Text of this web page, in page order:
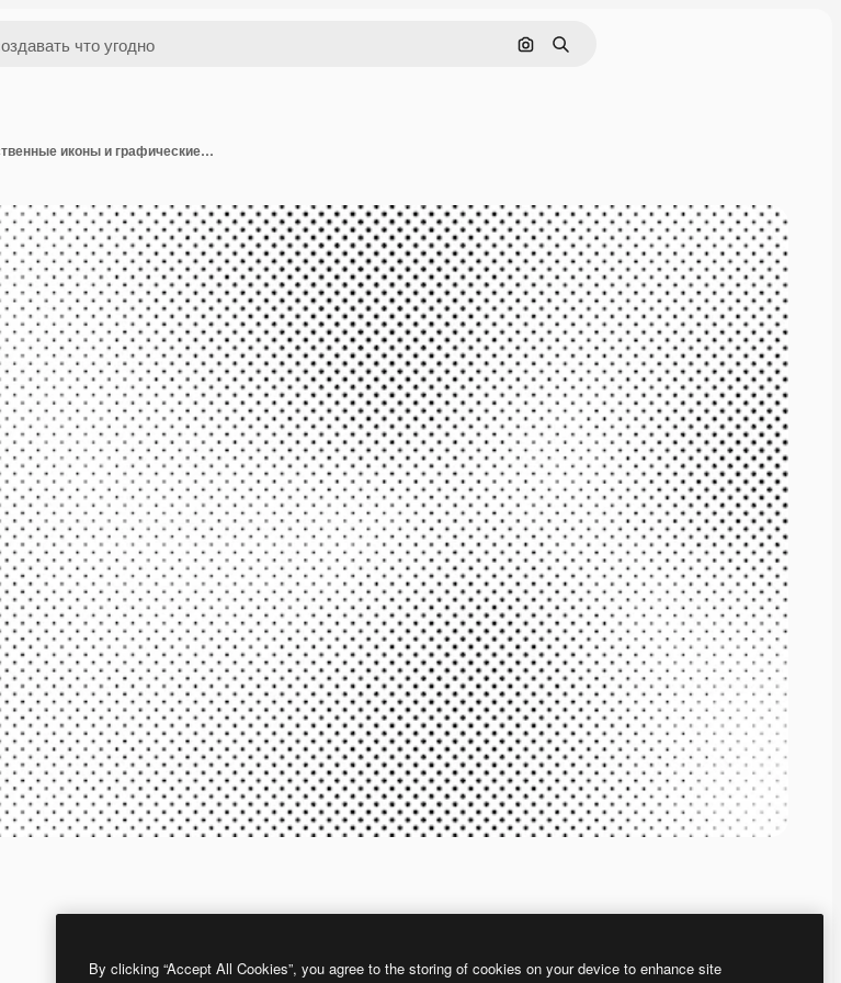
Поиск по изображению
Поиск
Круговые полутоновые векторные художественные иконы и графические элементы
By clicking “Accept All Cookies”, you agree to the storing of cookies on your device to enhance site